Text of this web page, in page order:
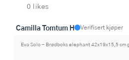
0 likes
Camilla Tomtum H Verifisert kjøper
Eva Solo - Brødboks elephant 42x19x15,5 cm